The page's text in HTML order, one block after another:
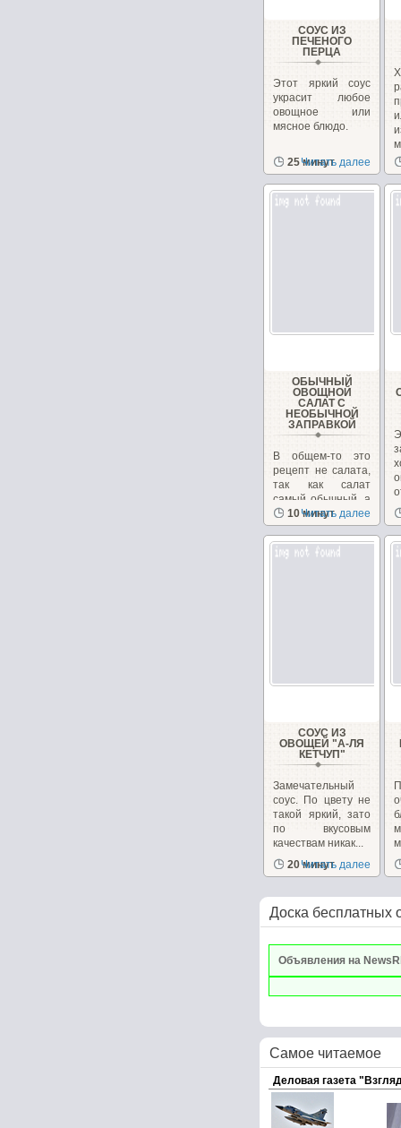
СОУС ИЗ
ПЕЧЕНОГО
ПЕРЦА
Этот яркий соус
украсит любое
овощное или
мясное блюдо.
25 минут
Читать далее
ОБЫЧНЫЙ
ОВОЩНОЙ
САЛАТ С
НЕОБЫЧНОЙ
ЗАПРАВКОЙ
В общем-то это
рецепт не салата,
так как салат
самый обычный, а
рецепт заправки.
10 минут
Читать далее
СОУС ИЗ
ОВОЩЕЙ "А-ЛЯ
КЕТЧУП"
Замечательный
соус. По цвету не
такой яркий, зато
по вкусовым
качествам никак...
20 минут
Читать далее
Доска бесплатных
Объявления на
Самое читаемое